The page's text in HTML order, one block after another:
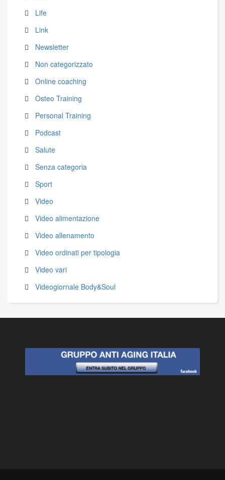
Life
Link
Newsletter
Non categorizzato
Online coaching
Osteo Training
Personal Training
Podcast
Salute
Senza categoria
Sport
Video
Video alimentazione
Video allenamento
Video ordinati per tipologia
Video vari
Videogiornale Body&Soul